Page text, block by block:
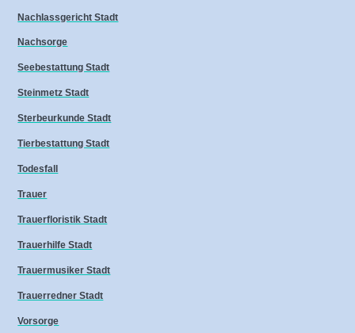
Nachlassgericht Stadt
Nachsorge
Seebestattung Stadt
Steinmetz Stadt
Sterbeurkunde Stadt
Tierbestattung Stadt
Todesfall
Trauer
Trauerfloristik Stadt
Trauerhilfe Stadt
Trauermusiker Stadt
Trauerredner Stadt
Vorsorge